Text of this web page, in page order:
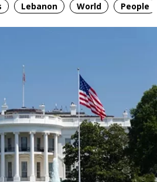
Lebanon World People